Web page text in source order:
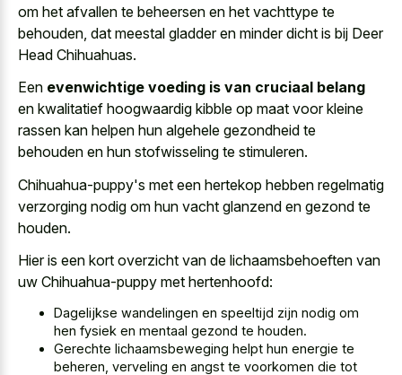
om het afvallen te beheersen en het vachttype te
behouden, dat meestal gladder en minder dicht is bij Deer
Head Chihuahuas.
Een evenwichtige voeding is van cruciaal belang
en kwalitatief hoogwaardig kibble op maat voor kleine
rassen kan helpen hun algehele gezondheid te
behouden en hun stofwisseling te stimuleren.
Chihuahua-puppy's met een hertekop hebben regelmatig
verzorging nodig om hun vacht glanzend en gezond te
houden.
Hier is een kort overzicht van de lichaamsbehoeften van
uw Chihuahua-puppy met hertenhoofd:
Dagelijkse wandelingen en speeltijd zijn nodig om
hen fysiek en mentaal gezond te houden.
Gerechte lichaamsbeweging helpt hun energie te
beheren, verveling en angst te voorkomen die tot